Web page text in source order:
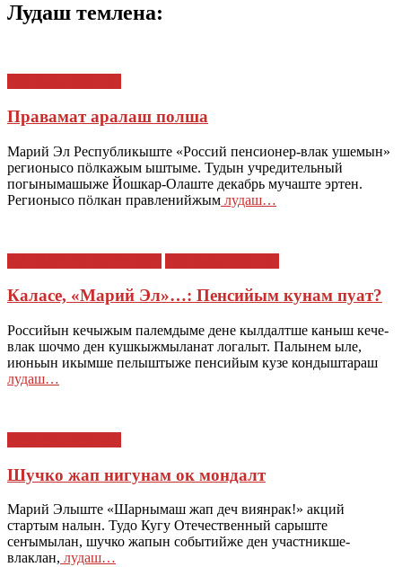
Лудаш темлена:
Правамат аралаш полша
Марий Эл Республикыште «Россий пенсионер-влак ушемын»
регионысо пӧлкажым ыштыме. Тудын учредительный
погынымашыже Йошкар-Олаште декабрь мучаште эртен.
Регионысо пӧлкан правленийжым лудаш…
Каласе, «Марий Эл»…: Пенсийым кунам пуат?
Российын кечыжым палемдыме дене кылдалтше каныш кече-
влак шочмо ден кушкыжмыланат логалыт. Палынем ыле,
июньын икымше пелыштыже пенсийым кузе кондыштараш
лудаш…
Шучко жап нигунам ок мондалт
Марий Элыште «Шарнымаш жап деч виянрак!» акций
стартым налын. Тудо Кугу Отечественный сарыште
сеҥымылан, шучко жапын событийже ден участникше-
влаклан, лудаш…